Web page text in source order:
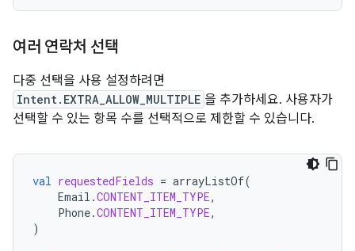
여러 연락처 선택
다중 선택을 사용 설정하려면
Intent.EXTRA_ALLOW_MULTIPLE 을 추가하세요. 사용자가
선택할 수 있는 항목 수를 선택적으로 제한할 수 있습니다.
val requestedFields = arrayListOf(
Email .CONTENT_ITEM_TYPE,
Phone.CONTENT_ITEM_TYPE,
)